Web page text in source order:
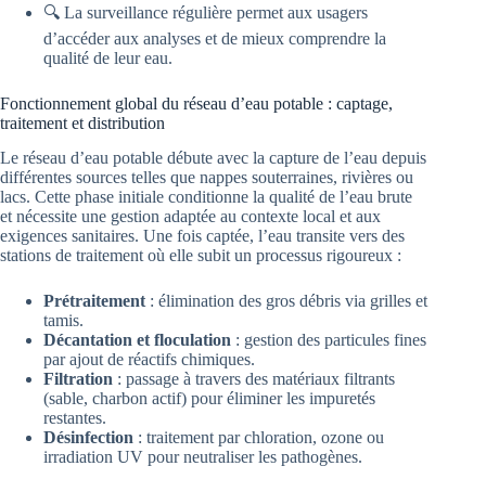
🔍 La surveillance régulière permet aux usagers
d’accéder aux analyses et de mieux comprendre la
qualité de leur eau.
Fonctionnement global du réseau d’eau potable : captage,
traitement et distribution
Le réseau d’eau potable débute avec la capture de l’eau depuis
différentes sources telles que nappes souterraines, rivières ou
lacs. Cette phase initiale conditionne la qualité de l’eau brute
et nécessite une gestion adaptée au contexte local et aux
exigences sanitaires. Une fois captée, l’eau transite vers des
stations de traitement où elle subit un processus rigoureux :
Prétraitement: élimination des gros débris via grilles et
tamis.
Décantation et floculation : gestion des particules fines
par ajout de réactifs chimiques.
Filtration : passage à travers des matériaux filtrants
(sable, charbon actif) pour éliminer les impuretés
restantes.
Désinfection : traitement par chloration, ozone ou
irradiation UV pour neutraliser les pathogènes.